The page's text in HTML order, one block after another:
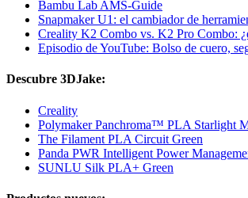
Bambu Lab AMS-Guide
Snapmaker U1: el cambiador de
Creality K2 Combo vs. K2 Pro Combo:
Episodio de YouTube: Bolso de cuero,
Descubre 3DJake:
Creality
Polymaker Panchroma™ PLA Starlight
The Filament PLA Circuit Green
Panda PWR Intelligent Power
SUNLU Silk PLA+ Green